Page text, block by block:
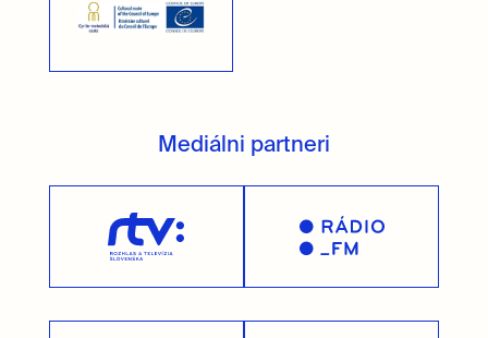
Mediálni partneri